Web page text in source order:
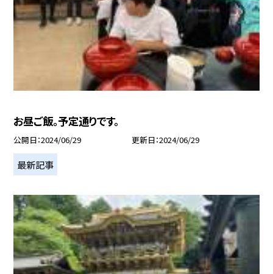
お昼ご飯。予定通りです。
公開日 2024/06/29 更新日 2024/06/29
最新記事